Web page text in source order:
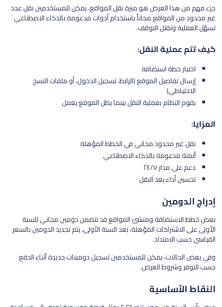
جزء مهم من هذا العرض هو ميزة نقل المواقع، يمكن للمستخدمين نقل عدد
غير محدود من المواقع مجاناً باستخدام أدوات مدعومة بالذكاء الاصطناعي
تسهّل العملية وتقلل التوقف.
كيف تتم عملية النقل:
اختيار خطة استضافة
إرسال تفاصيل الموقع (الرابط، تسجيل الدخول، أو ملفات النسخ
الاحتياطي)
يقوم النظام بعملية النقل بينما يظل الموقع يعمل
المزايا:
نقل غير محدود مجاني في الخطط المؤهلة
أتمتة مدعومة بالذكاء الاصطناعي
دعم على مدار ٢٤/٧
تحسين أداء بعد النقل
إدراج الدومين
بعض خطط الاستضافة ومنشئ المواقع قد تتضمن دومين مجاني للسنة
الأولى على الاشتراكات المؤهلة، بعد السنة الأولى، يتم تجديد الدومين بالسعر
القياسي حسب الامتداد.
وفي بعض الحالات، يمكن للمستخدمين تسجيل دومينات جديدة أثناء الدفع
حسب التوفر وشروط العرض.
النقاط الأساسية